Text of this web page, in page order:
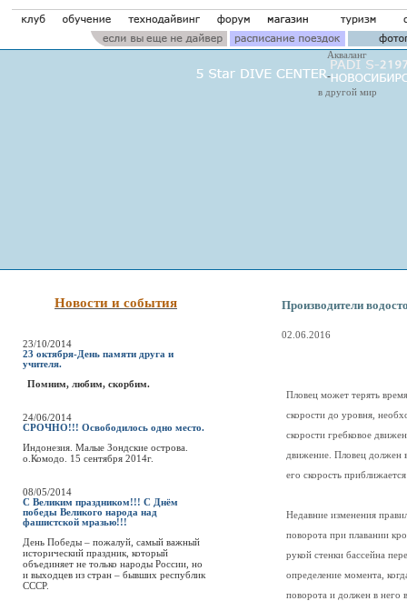
Акваланг
в другой мир
Новости и события
23/10/2014
23 октября-День памяти друга и
учителя.
Помним, любим, скорбим.
24/06/2014
СРОЧНО!!! Освободилось одно место.
Индонезия. Малые Зондские острова.
о.Комодо. 15 сентября 2014г.
08/05/2014
С Великим праздником!!! С Днём
победы Великого народа над
фашистской мразью!!!
День Победы – пожалуй, самый важный
исторический праздник, который
объединяет не только народы России, но
и выходцев из стран – бывших республик
СССР.
Производители
02.06.2016
Пловец может терять
скорости до уровня,
скорости гребковое
движение. Пловец должен
его скорость
Недавние изменения
поворота при плавании
рукой стенки бассейна
определение момента,
поворота и должен в него